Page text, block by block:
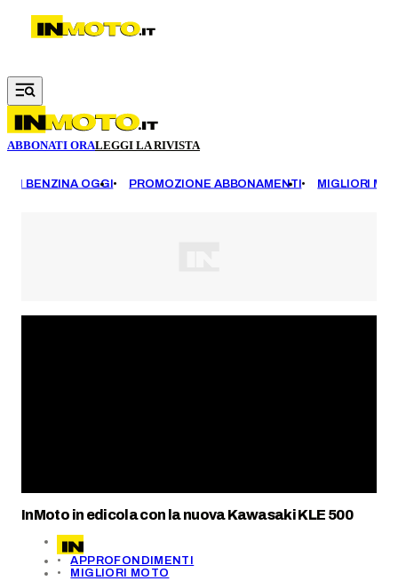
Vai al contenuto principale
ABBONATI ORALEGGI LA RIVISTA
BENZINA OGGI PROMOZIONE ABBONAMENTI MIGLIORI
InMoto in edicola con la nuova Kawasaki KLE 500
APPROFONDIMENTI
MIGLIORI MOTO